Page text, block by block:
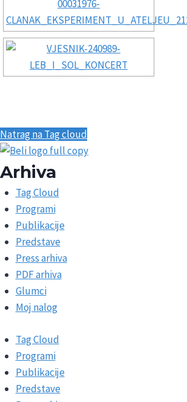
Natrag na Tag cloud
Arhiva
Tag Cloud
Programi
Publikacije
Predstave
Press arhiva
PDF arhiva
Glumci
Moj nalog
Tag Cloud
Programi
Publikacije
Predstave